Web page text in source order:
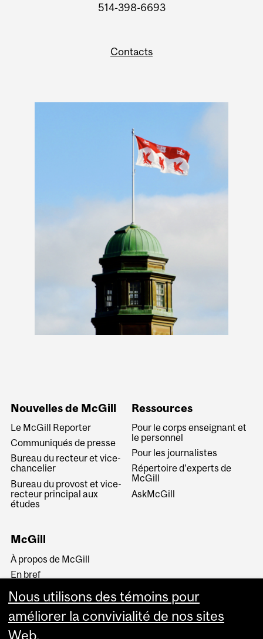
514-398-6693
Contacts
Nouvelles de McGill
Le McGill Reporter
Communiqués de presse
Bureau du recteur et vice-
chancelier
Bureau du provost et vice-
recteur principal aux
études
Ressources
Pour le corps enseignant et
le personnel
Pour les journalistes
Répertoire d’experts de
McGill
AskMcGill
McGill
À propos de McGill
En bref
Histoire
La haute direction
Nous utilisons des témoins pour
améliorer la convivialité de nos sites
Web.